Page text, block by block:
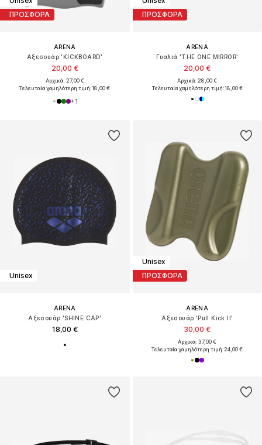
ΠΡΟΣΦΟΡΑ
ARENA
Αξεσουάρ 'KICKBOARD'
20,00 €
Αρχικά: 27,00 €
Τελευταία χαμηλότερη τιμή:18,00 €
+1
ΠΡΟΣΦΟΡΑ
ARENA
Γυαλιά 'THE ONE MIRROR'
20,00 €
Αρχικά: 28,00 €
Τελευταία χαμηλότερη τιμή:18,00 €
Unisex
ARENA
Αξεσουάρ 'SHINE CAP'
18,00 €
Unisex
ΠΡΟΣΦΟΡΑ
ARENA
Αξεσουάρ 'Pull Kick II'
30,00 €
Αρχικά: 37,00 €
Τελευταία χαμηλότερη τιμή:24,00 €